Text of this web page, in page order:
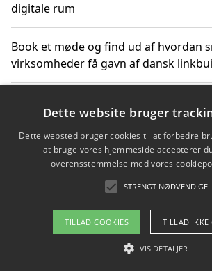
digitale rum
Book et møde og find ud af hvordan
virksomheder få gavn af dansk
får du indgår et samarbejde
Hold et møde med en WordPress
mest professionelle til at vedligeholde
Copyright 2026 - Pilanto
Om / kontakt
Dette website bruger
Dette websted bruger cookies til at forbedre
at bruge vores hjemmeside accepterer
overensstemmelse med vores
STRENGT NØDVENDIGE
TILLAD COOKIES TILLAD IKKE
VIS DETALJER